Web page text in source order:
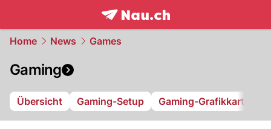
frontpage.NAU.ch
Home News Games
Gaming
Übersicht Gaming-Setup Gaming-Grafikkarte